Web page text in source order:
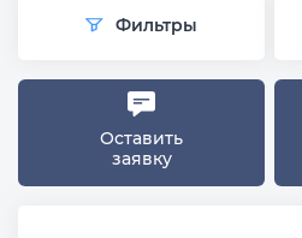
Фильтры
Оставить
заявку